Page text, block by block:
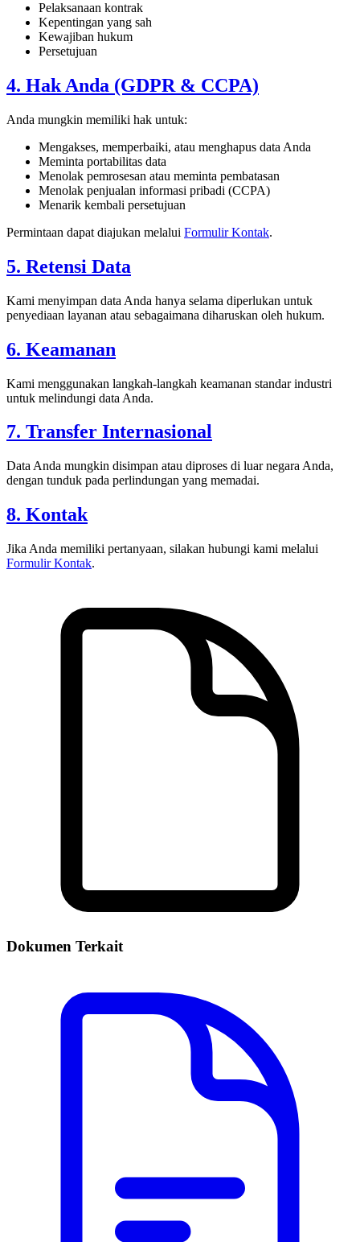
Pelaksanaan kontrak
Kepentingan yang sah
Kewajiban hukum
Persetujuan
4. Hak Anda (GDPR & CCPA)
Anda mungkin memiliki hak untuk:
Mengakses, memperbaiki, atau menghapus data Anda
Meminta portabilitas data
Menolak pemrosesan atau meminta pembatasan
Menolak penjualan informasi pribadi (CCPA)
Menarik kembali persetujuan
Permintaan dapat diajukan melalui Formulir Kontak.
5. Retensi Data
Kami menyimpan data Anda hanya selama diperlukan untuk
penyediaan layanan atau sebagaimana diharuskan oleh hukum.
6. Keamanan
Kami menggunakan langkah-langkah keamanan standar industri
untuk melindungi data Anda.
7. Transfer Internasional
Data Anda mungkin disimpan atau diproses di luar negara Anda,
dengan tunduk pada perlindungan yang memadai.
8. Kontak
Jika Anda memiliki pertanyaan, silakan hubungi kami melalui
Formulir Kontak.
Dokumen Terkait